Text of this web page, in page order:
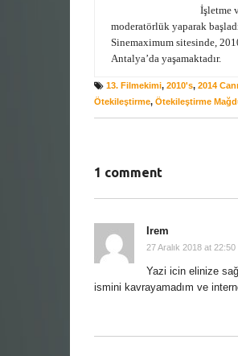
İşletme
moderatörlük yaparak
Sinemaximum sitesinde,
Antalya’da yaşamaktadır.
13. Filmekimi, 2010's, 2014
Ötekileştirme, Ötekileştirme
1 comment
Irem
27 Aralık 2018 at 22:50
Yazi icin elinize
ismini kavrayamadım ve